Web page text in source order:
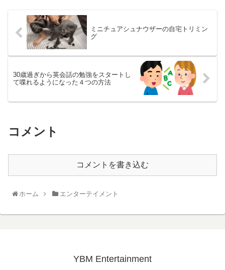
ミニチュアシュナウザーの自宅トリミン
グ
30歳過ぎから英会話の勉強をスタートし
て喋れるようになった４つの方法
コメント
コメントを書き込む
ホーム エンターテイメント
YBM Entertainment